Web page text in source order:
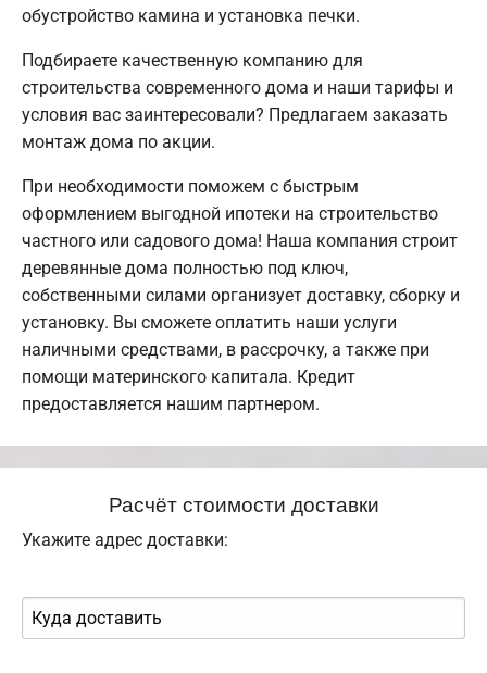
обустройство камина и установка печки.
Подбираете качественную компанию для
строительства современного дома и наши тарифы и
условия вас заинтересовали? Предлагаем заказать
монтаж дома по акции.
При необходимости поможем с быстрым
оформлением выгодной ипотеки на строительство
частного или садового дома! Наша компания строит
деревянные дома полностью под ключ,
собственными силами организует доставку, сборку и
установку. Вы сможете оплатить наши услуги
наличными средствами, в рассрочку, а также при
помощи материнского капитала. Кредит
предоставляется нашим партнером.
Расчёт стоимости доставки
Укажите адрес доставки: